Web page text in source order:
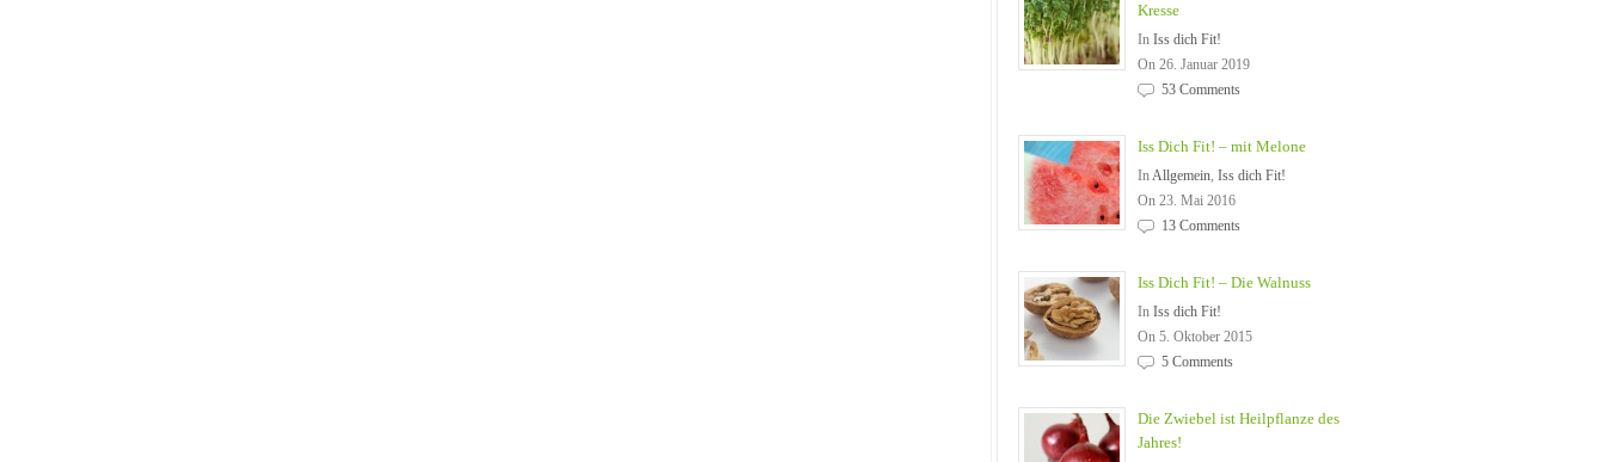
Kresse
In Iss dich Fit!
On 26. Januar 2019
53 Comments
Iss Dich Fit! – mit Melone
InAllgemein, Iss dich Fit!
On 23. Mai 2016
13 Comments
Iss Dich Fit! – Die Walnuss
In Iss dich Fit!
On 5. Oktober 2015
5 Comments
Die Zwiebel ist Heilpflanze des
Jahres!